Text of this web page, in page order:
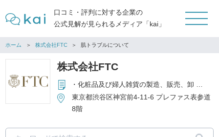
口コミ・評判に対する企業の
公式見解が見られるメディア「kai」
ホーム 株式会社FTC 肌トラブルについて
株式会社FTC
・化粧品及び婦人雑貨の製造、販売、卸 ・上記商材を取り扱うショップの経営
東京都渋谷区神宮前4-11-6 プレファス表参道
8階